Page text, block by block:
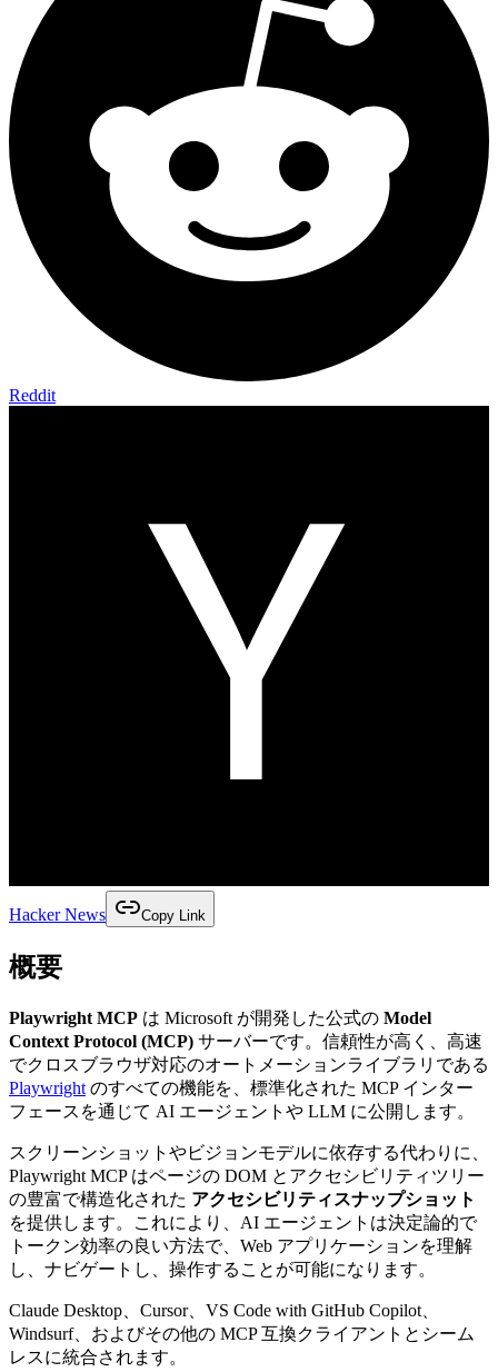
Reddit
Hacker News Copy Link
概要
Playwright MCP は Microsoft が開発した公式の Model
Context Protocol (MCP) サーバーです。信頼性が高く、高速
でクロスブラウザ対応のオートメーションライブラリである
Playwright のすべての機能を、標準化された MCP インター
フェースを通じて AI エージェントや LLM に公開します。
スクリーンショットやビジョンモデルに依存する代わりに、
Playwright MCP はページの DOM とアクセシビリティツリー
の豊富で構造化された アクセシビリティスナップショット
を提供します。これにより、AI エージェントは決定論的で
トークン効率の良い方法で、Web アプリケーションを理解
し、ナビゲートし、操作することが可能になります。
Claude Desktop、Cursor、VS Code with GitHub Copilot、
Windsurf、およびその他の MCP 互換クライアントとシーム
レスに統合されます。